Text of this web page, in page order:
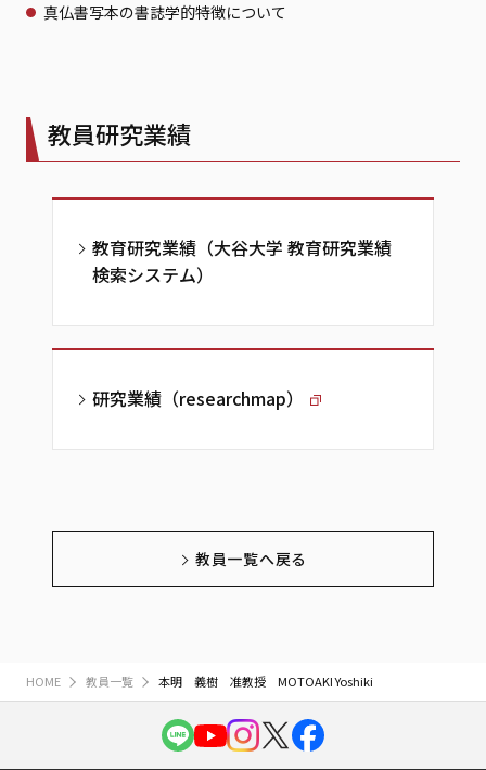
真仏書写本の書誌学的特徴について
教員研究業績
教育研究業績（大谷大学 教育研究業績
検索システム）
研究業績（researchmap）
教員一覧へ戻る
HOME 教員一覧 本明 義樹 准教授 MOTOAKI Yoshiki